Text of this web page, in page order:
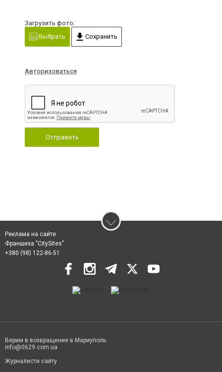
Загрузить фото:
Выбрать
Сохранить
Авторизоваться
Отправить
Реклама на сайте
Франшиза "CitySites"
+380 (98) 122-86-51
Верим в возвращение в Мариуполь
info@0629.com.ua
Журналисти сайту